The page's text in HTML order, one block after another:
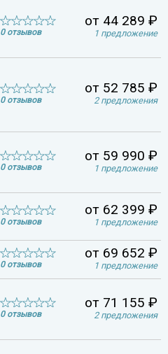
0 отзывов
от 44 289 ₽
1 предложение
0 отзывов
от 52 785 ₽
2 предложения
0 отзывов
от 59 990 ₽
1 предложение
0 отзывов
от 62 399 ₽
1 предложение
0 отзывов
от 69 652 ₽
1 предложение
0 отзывов
от 71 155 ₽
2 предложения